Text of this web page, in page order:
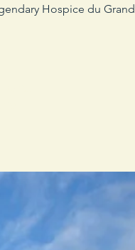
Hospice du